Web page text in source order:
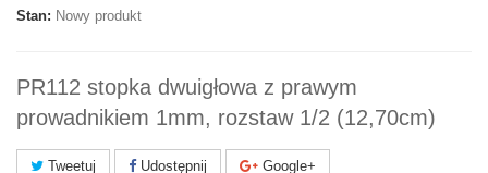
Stan: Nowy produkt
PR112 stopka dwuigłowa z prawym
prowadnikiem 1mm, rozstaw 1/2 (12,70cm)
Tweetuj Udostępnij Google+